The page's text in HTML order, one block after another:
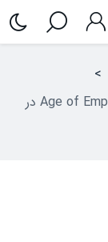
>
تماشا کنید: بازی Age of Empires 4: Anniversary Edition در